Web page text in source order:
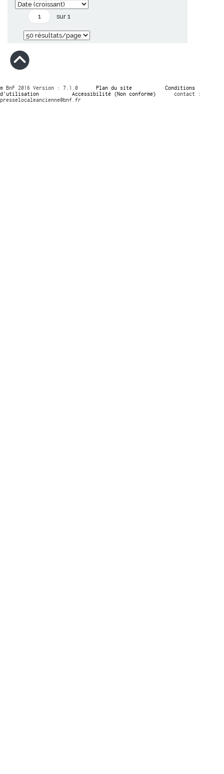
sur 1
© BnF 2016 Version : 7.1.0 Plan du site
Conditions
d’utilisation
Accessibilité (Non conforme)
contact :
presselocaleancienne@bnf.fr